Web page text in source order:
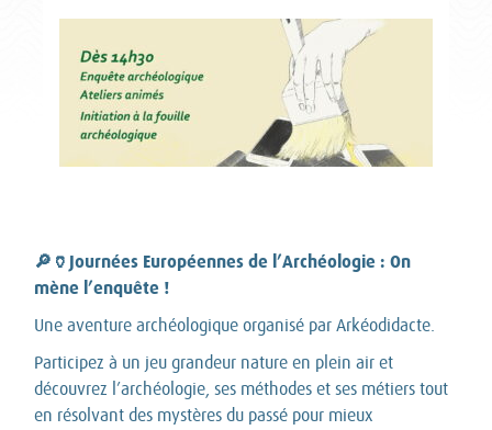
🔎🏺Journées Européennes de l’Archéologie : On
mène l’enquête !
Une aventure archéologique organisé par Arkéodidacte.
Participez à un jeu grandeur nature en plein air et
découvrez l’archéologie, ses méthodes et ses métiers tout
en résolvant des mystères du passé pour mieux